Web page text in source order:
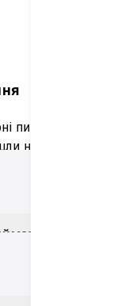
питання
необхідну